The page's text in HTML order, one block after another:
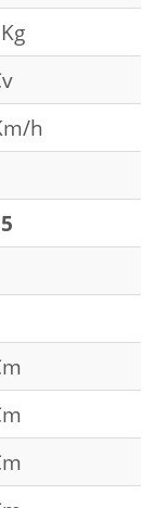
Kg
h